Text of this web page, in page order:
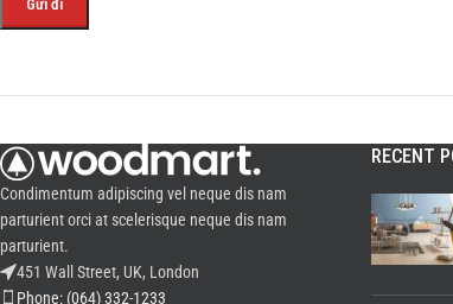
Condimentum adipiscing vel neque dis nam
parturient orci at scelerisque neque dis nam
parturient.
451 Wall Street, UK, London
Phone: (064) 332-1233
RECENT